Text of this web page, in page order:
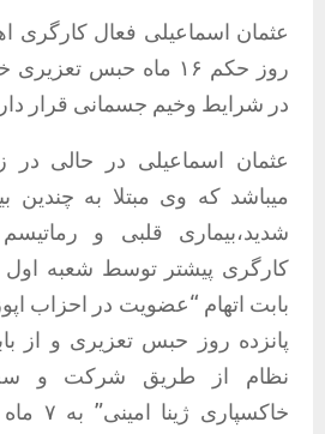
روز حکم‌ ١۶ ماه حبس
در شرایط وخیم جسمانی قرار
عثمان اسماعیلی در حالی
میباشد که وی مبتلا به چندین
شدید،بیماری قلبی و
کارگری پیشتر توسط شعبه اول
پانزده روز حبس تعزیری و از
نظام از طریق شرکت و